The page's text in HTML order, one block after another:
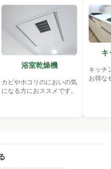
浴室乾燥機
カビやホコリのにおいの気
になる方におススメです。
キ
キッチ
お得な